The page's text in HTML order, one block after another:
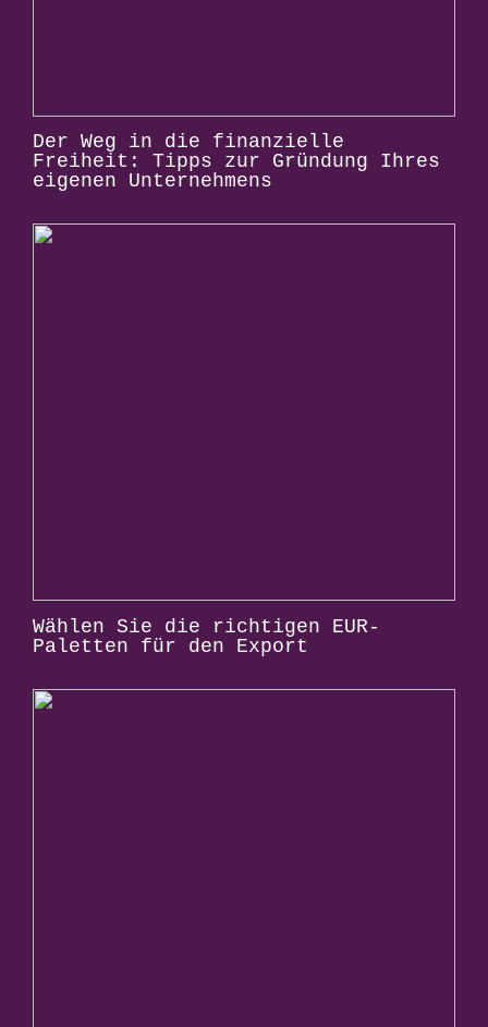
Der Weg in die finanzielle
Freiheit: Tipps zur Gründung Ihres
eigenen Unternehmens
Wählen Sie die richtigen EUR-
Paletten für den Export